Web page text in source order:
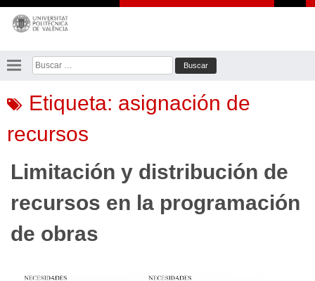
Saltar
contenido
Buscar:
Etiqueta: asignación de
recursos
Limitación y distribución de
recursos en la programación
de obras